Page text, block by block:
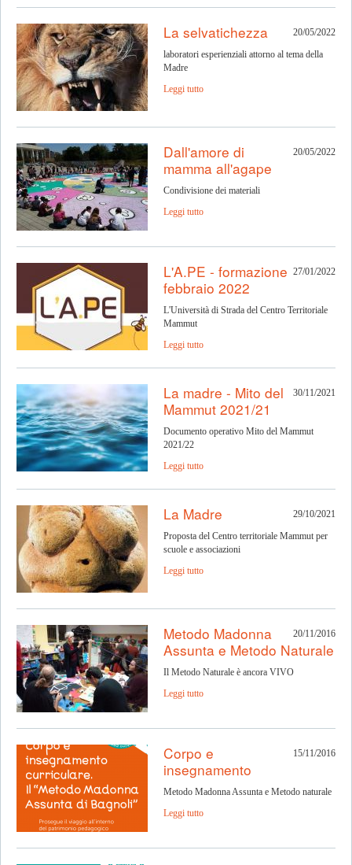
20/05/2022
La selvatichezza
laboratori esperienziali attorno al tema della
Madre
Leggi tutto
20/05/2022
Dall'amore di
mamma all'agape
Condivisione dei materiali
Leggi tutto
27/01/2022
L'A.PE - formazione
febbraio 2022
L'Università di Strada del Centro Territoriale
Mammut
Leggi tutto
30/11/2021
La madre - Mito del
Mammut 2021/21
Documento operativo Mito del Mammut
2021/22
Leggi tutto
29/10/2021
La Madre
Proposta del Centro territoriale Mammut per
scuole e associazioni
Leggi tutto
20/11/2016
Metodo Madonna
Assunta e Metodo Naturale
Il Metodo Naturale è ancora VIVO
Leggi tutto
15/11/2016
Corpo e
insegnamento
Metodo Madonna Assunta e Metodo naturale
Leggi tutto